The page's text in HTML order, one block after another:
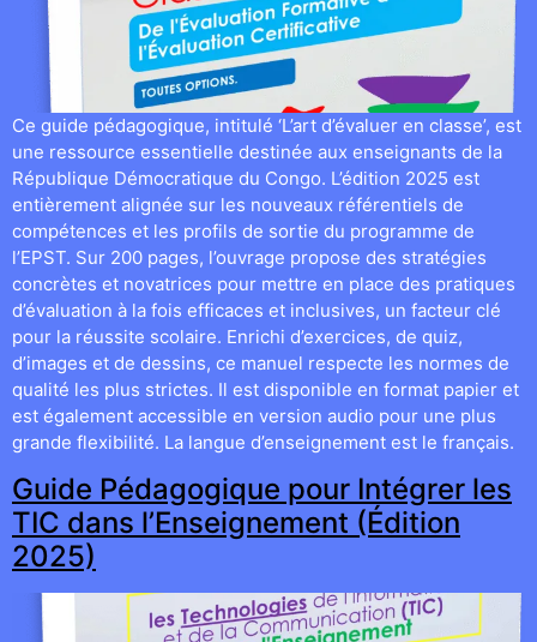
Ce guide pédagogique, intitulé ‘L’art d’évaluer en classe’, est
une ressource essentielle destinée aux enseignants de la
République Démocratique du Congo. L’édition 2025 est
entièrement alignée sur les nouveaux référentiels de
compétences et les profils de sortie du programme de
l’EPST. Sur 200 pages, l’ouvrage propose des stratégies
concrètes et novatrices pour mettre en place des pratiques
d’évaluation à la fois efficaces et inclusives, un facteur clé
pour la réussite scolaire. Enrichi d’exercices, de quiz,
d’images et de dessins, ce manuel respecte les normes de
qualité les plus strictes. Il est disponible en format papier et
est également accessible en version audio pour une plus
grande flexibilité. La langue d’enseignement est le français.
Guide Pédagogique pour Intégrer les
TIC dans l’Enseignement (Édition
2025)